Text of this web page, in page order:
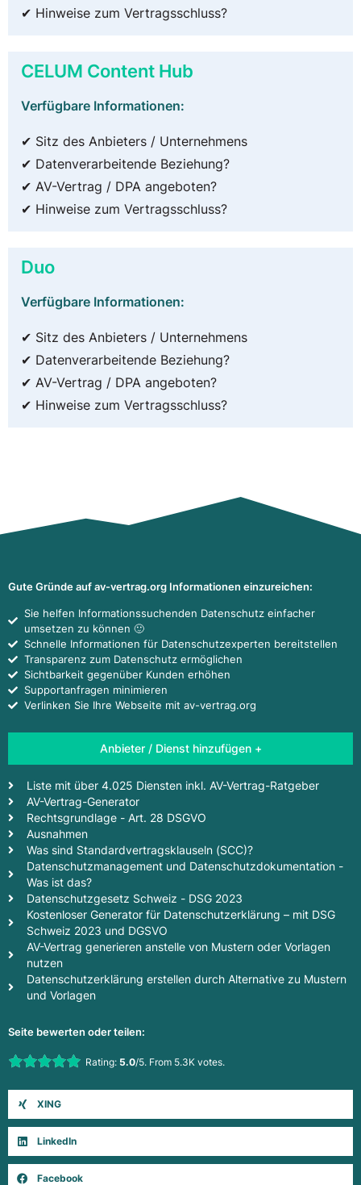
✔ Hinweise zum Vertragsschluss?
CELUM Content Hub
Verfügbare Informationen:
✔ Sitz des Anbieters / Unternehmens
✔ Datenverarbeitende Beziehung?
✔ AV-Vertrag / DPA angeboten?
✔ Hinweise zum Vertragsschluss?
Duo
Verfügbare Informationen:
✔ Sitz des Anbieters / Unternehmens
✔ Datenverarbeitende Beziehung?
✔ AV-Vertrag / DPA angeboten?
✔ Hinweise zum Vertragsschluss?
Gute Gründe auf av-vertrag.org Informationen einzureichen:
Sie helfen Informationssuchenden Datenschutz einfacher
umsetzen zu können 🙂
Schnelle Informationen für Datenschutzexperten bereitstellen
Transparenz zum Datenschutz ermöglichen
Sichtbarkeit gegenüber Kunden erhöhen
Supportanfragen minimieren
Verlinken Sie Ihre Webseite mit av-vertrag.org
Anbieter / Dienst hinzufügen +
Liste mit über 4.025 Diensten inkl. AV-Vertrag-Ratgeber
AV-Vertrag-Generator
Rechtsgrundlage - Art. 28 DSGVO
Ausnahmen
Was sind Standardvertragsklauseln (SCC)?
Datenschutzmanagement und Datenschutzdokumentation -
Was ist das?
Datenschutzgesetz Schweiz - DSG 2023
Kostenloser Generator für Datenschutzerklärung – mit DSG
Schweiz 2023 und DGSVO
AV-Vertrag generieren anstelle von Mustern oder Vorlagen
nutzen
Datenschutzerklärung erstellen durch Alternative zu Mustern
und Vorlagen
Seite bewerten oder teilen:
Rate this item:Rating: 5.0/5. From 5.3K votes.
XING
LinkedIn
Facebook